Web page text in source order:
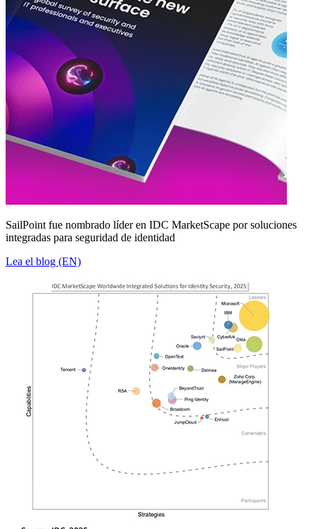
SailPoint fue nombrado líder en IDC MarketScape por soluciones
integradas para seguridad de identidad
Lea el blog (EN)